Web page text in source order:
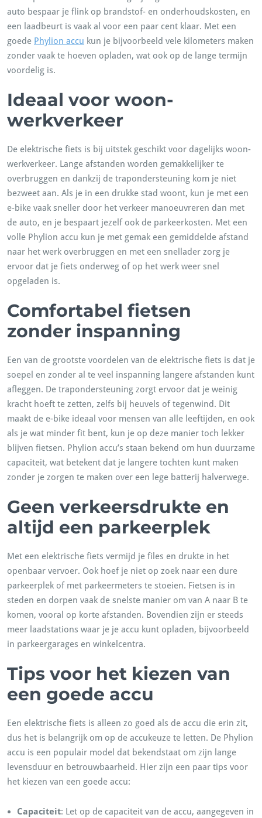
auto bespaar je flink op brandstof- en onderhoudskosten, en
een laadbeurt is vaak al voor een paar cent klaar. Met een
goede Phylion accu kun je bijvoorbeeld vele kilometers maken
zonder vaak te hoeven opladen, wat ook op de lange termijn
voordelig is.
Ideaal voor woon-
werkverkeer
De elektrische fiets is bij uitstek geschikt voor dagelijks woon-
werkverkeer. Lange afstanden worden gemakkelijker te
overbruggen en dankzij de trapondersteuning kom je niet
bezweet aan. Als je in een drukke stad woont, kun je met een
e-bike vaak sneller door het verkeer manoeuvreren dan met
de auto, en je bespaart jezelf ook de parkeerkosten. Met een
volle Phylion accu kun je met gemak een gemiddelde afstand
naar het werk overbruggen en met een snellader zorg je
ervoor dat je fiets onderweg of op het werk weer snel
opgeladen is.
Comfortabel fietsen
zonder inspanning
Een van de grootste voordelen van de elektrische fiets is dat je
soepel en zonder al te veel inspanning langere afstanden kunt
afleggen. De trapondersteuning zorgt ervoor dat je weinig
kracht hoeft te zetten, zelfs bij heuvels of tegenwind. Dit
maakt de e-bike ideaal voor mensen van alle leeftijden, en ook
als je wat minder fit bent, kun je op deze manier toch lekker
blijven fietsen. Phylion accu’s staan bekend om hun duurzame
capaciteit, wat betekent dat je langere tochten kunt maken
zonder je zorgen te maken over een lege batterij halverwege.
Geen verkeersdrukte en
altijd een parkeerplek
Met een elektrische fiets vermijd je files en drukte in het
openbaar vervoer. Ook hoef je niet op zoek naar een dure
parkeerplek of met parkeermeters te stoeien. Fietsen is in
steden en dorpen vaak de snelste manier om van A naar B te
komen, vooral op korte afstanden. Bovendien zijn er steeds
meer laadstations waar je je accu kunt opladen, bijvoorbeeld
in parkeergarages en winkelcentra.
Tips voor het kiezen van
een goede accu
Een elektrische fiets is alleen zo goed als de accu die erin zit,
dus het is belangrijk om op de accukeuze te letten. De Phylion
accu is een populair model dat bekendstaat om zijn lange
levensduur en betrouwbaarheid. Hier zijn een paar tips voor
het kiezen van een goede accu:
Capaciteit: Let op de capaciteit van de accu, aangegeven in